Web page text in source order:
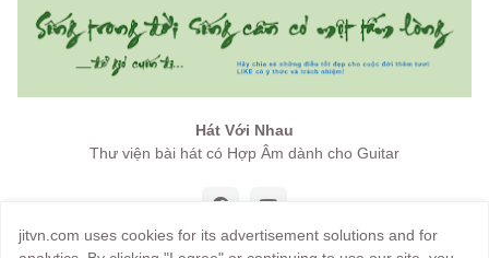
Hát Với Nhau
Thư viện bài hát có Hợp Âm dành cho Guitar
jitvn.com uses cookies for its advertisement solutions and for